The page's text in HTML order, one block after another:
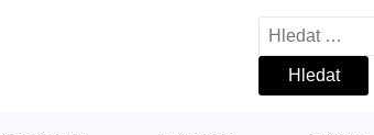
Vyhledávání